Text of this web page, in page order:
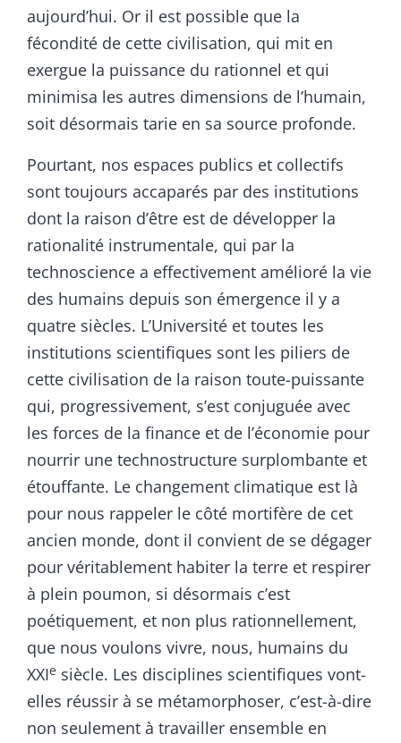
aujourd’hui. Or il est possible que la
fécondité de cette civilisation, qui mit en
exergue la puissance du rationnel et qui
minimisa les autres dimensions de l’humain,
soit désormais tarie en sa source profonde.
Pourtant, nos espaces publics et collectifs
sont toujours accaparés par des institutions
dont la raison d’être est de développer la
rationalité instrumentale, qui par la
technoscience a effectivement amélioré la vie
des humains depuis son émergence il y a
quatre siècles. L’Université et toutes les
institutions scientifiques sont les piliers de
cette civilisation de la raison toute-puissante
qui, progressivement, s’est conjuguée avec
les forces de la finance et de l’économie pour
nourrir une technostructure surplombante et
étouffante. Le changement climatique est là
pour nous rappeler le côté mortifère de cet
ancien monde, dont il convient de se dégager
pour véritablement habiter la terre et respirer
à plein poumon, si désormais c’est
poétiquement, et non plus rationnellement,
que nous voulons vivre, nous, humains du
XXIe siècle. Les disciplines scientifiques vont-
elles réussir à se métamorphoser, c’est-à-dire
non seulement à travailler ensemble en